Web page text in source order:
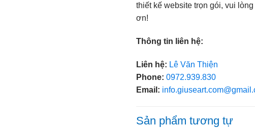
thiết kế website trọn gói, vui
ơn!
Thông tin liên hệ:
Liên hệ: Lê Văn Thiện
Phone: 0972.939.830
Email:
Sản phẩm tương tự